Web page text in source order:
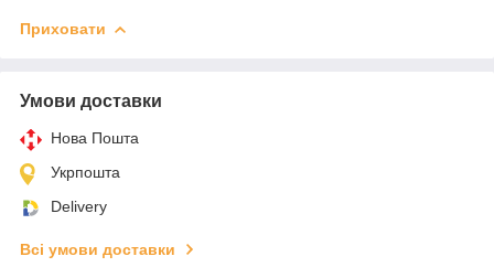
Приховати
Умови доставки
Нова Пошта
Укрпошта
Delivery
Всі умови доставки